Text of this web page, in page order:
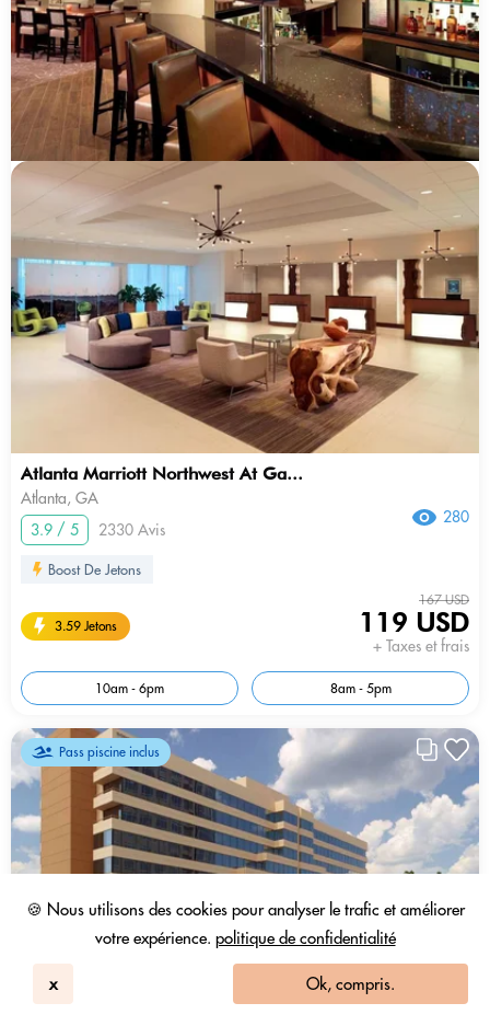
🍪 Nous utilisons des cookies pour analyser le trafic et améliorer
votre expérience. politique de confidentialité
x Ok, compris.
Atlanta Marriott Northwest At Ga...
Atlanta, GA
3.9 / 5
2330 Avis
280
Boost De Jetons
3.59 Jetons
167 USD
119 USD
+ Taxes et frais
10am - 6pm 8am - 5pm
Pass piscine inclus